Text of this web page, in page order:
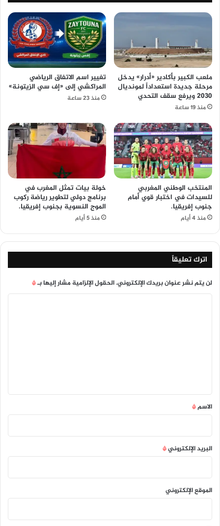
ملعب الكبير بأكادير «أدرار» يدخل
مرحلة جديدة استعداداً لمونديال
2030 ويرفع سقف التحدي
منذ 19 ساعة
تغيير اسم الاتفاق الرياضي
المراكشي إلى «إف سي الزيتونة»
منذ 23 ساعة
المنتخب الوطني المغربي
للسيدات في اختبار قوي أمام
جنوب إفريقيا.
منذ 4 أيام
خولة بيات تمثل المغرب في
برنامج دولي لتطوير رياضة ركوب
الموج النسوية بجنوب إفريقيا.
منذ 5 أيام
اترك تعليقاً
لن يتم نشر عنوان بريدك الإلكتروني.الحقول الإلزامية مشار إليها بـ*
*
الاسم*
البريد الإلكتروني*
الموقع الإلكتروني